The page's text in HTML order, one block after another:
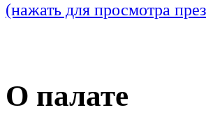
(нажать для просмотра
О палате